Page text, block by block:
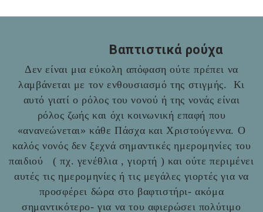
Βαπτιστικά ρούχα
Δεν είναι μια εύκολη απόφαση ούτε πρέπει να
λαμβάνεται με τον ενθουσιασμό της στιγμής. Κι
αυτό γιατί ο ρόλος του νονού ή της νονάς είναι
ρόλος ζωής και όχι κοινωνική επαφή που
«ανανεώνεται» κάθε Πάσχα και Χριστούγεννα. Ο
καλός νονός δεν ξεχνά σημαντικές ημερομηνίες του
παιδιού ( πχ. γενέθλια , γιορτή ) και ούτε περιμένει
αυτές τις ημερομηνίες ή τις μεγάλες γιορτές για να
προσφέρει δώρα στο βαφτιστήρι- ακόμα
σημαντικότερο- για να του αφιερώσει πολύτιμο